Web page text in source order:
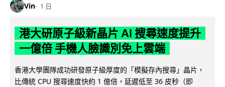
Vin 1 日
港大研原子級新晶片 AI 搜尋速度提升
一億倍 手機人臉識別免上雲端
香港大學團隊成功研發原子級厚度的「模擬存內搜尋」晶片，
比傳統 CPU 搜尋速度快約 1 億倍，延遲低至 36 皮秒（即